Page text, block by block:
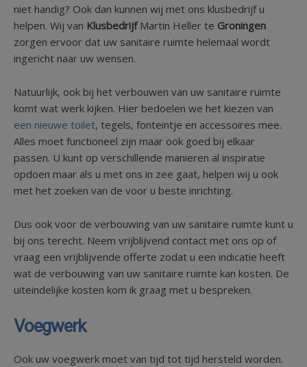
niet handig? Ook dan kunnen wij met ons klusbedrijf u
helpen. Wij van KlusbedrijfMartin Heller te Groningen
zorgen ervoor dat uw sanitaire ruimte helemaal wordt
ingericht naar uw wensen.
Natuurlijk, ook bij het verbouwen van uw sanitaire ruimte
komt wat werk kijken. Hier bedoelen we het kiezen van
een nieuwe toilet, tegels, fonteintje en accessoires mee.
Alles moet functioneel zijn maar ook goed bij elkaar
passen. U kunt op verschillende manieren al inspiratie
opdoen maar als u met ons in zee gaat, helpen wij u ook
met het zoeken van de voor u beste inrichting.
Dus ook voor de verbouwing van uw sanitaire ruimte kunt u
bij ons terecht. Neem vrijblijvend contact met ons op of
vraag een vrijblijvende offerte zodat u een indicatie heeft
wat de verbouwing van uw sanitaire ruimte kan kosten. De
uiteindelijke kosten kom ik graag met u bespreken.
Voegwerk
Ook uw voegwerk moet van tijd tot tijd hersteld worden.